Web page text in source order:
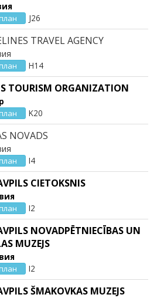
J26
TRAVEL AGENCY
H14
TOURISM ORGANIZATION
K20
NOVADS
I4
CIETOKSNIS
I2
NOVADPĒTNIECĪBAS UN
MUZEJS
I2
ŠMAKOVKAS MUZEJS